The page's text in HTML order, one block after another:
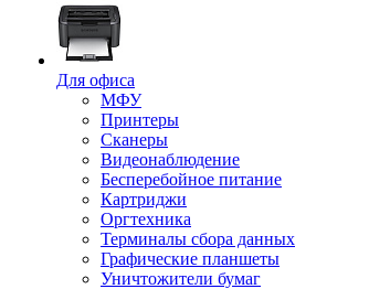
Для офиса
МФУ
Принтеры
Сканеры
Видеонаблюдение
Бесперебойное питание
Картриджи
Оргтехника
Терминалы сбора данных
Графические планшеты
Уничтожители бумаг